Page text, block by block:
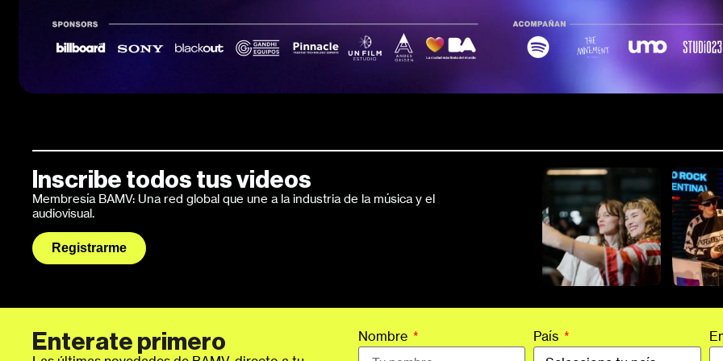
Inscribe todos tus videos
Membresía BAMV: Una red global que une a la industria de la música y el
audiovisual.
Registrarme
Enterate primero Nombre País